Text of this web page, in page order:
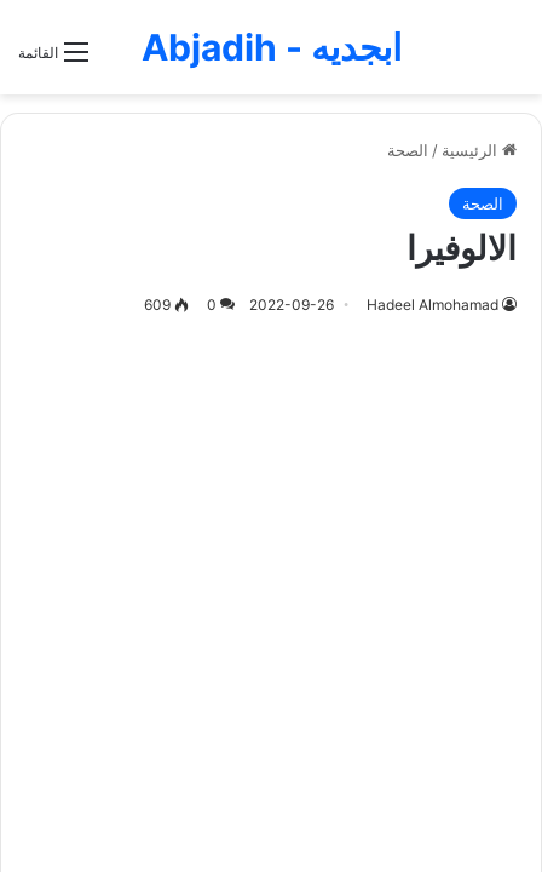
القائمة ابجديه - Abjadih
الرئيسية / الصحة
الصحة
الالوفيرا
Hadeel Almohamad
2022-09-26
0
609